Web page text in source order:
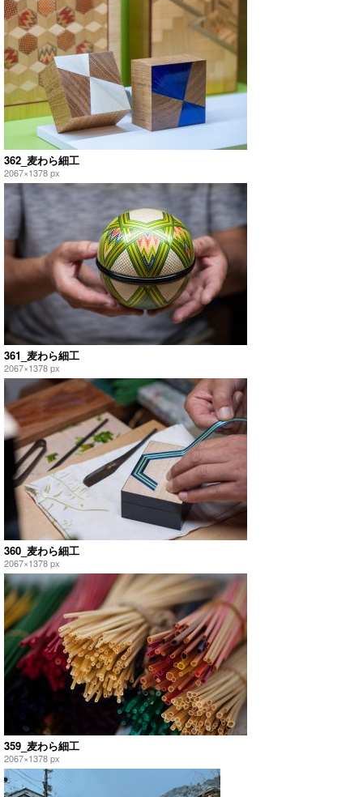
362_麦わら細工
2067×1378 px
361_麦わら細工
2067×1378 px
360_麦わら細工
2067×1378 px
359_麦わら細工
2067×1378 px